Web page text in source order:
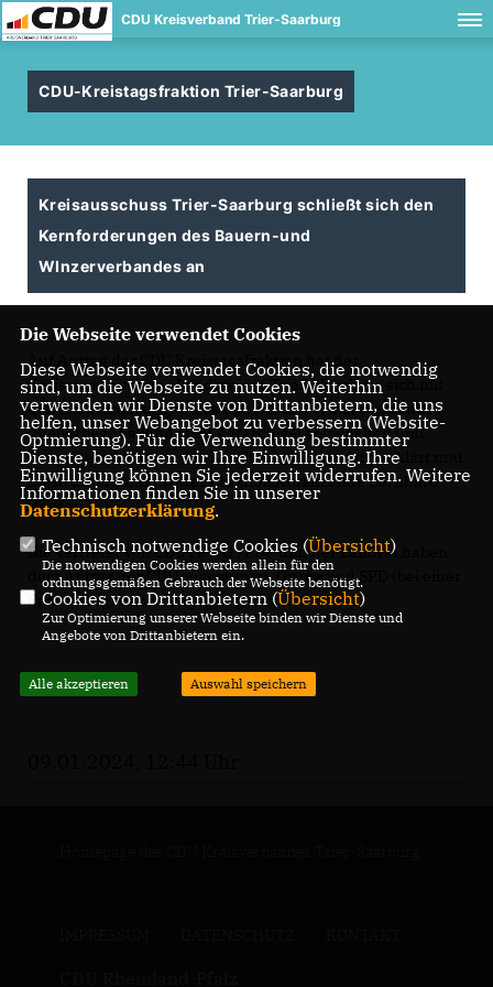
CDU Kreisverband Trier-Saarburg
CDU-Kreistagsfraktion Trier-Saarburg
Kreisausschuss Trier-Saarburg schließt sich den
Kernforderungen des Bauern-und
WInzerverbandes an
Auf Antrag der CDU Kreistagsfraktion hat der
Kreisausschuss des Landkreises Trier -Saarburg sich mit
den Kernforderungen des Bauern und Winzerverbandes
(Steuerbegünstigung von Agrardiesel beibehalten und
Steuerbefreiung von der Kfz-Steuer) solidarisch erklärt und
diese unterstützt, so der Fraktionsvorsitzende Bernhard
Henter.
Die Vertreter von CDU , FWG , FDP und der Landrat haben
dem Antrag der CDU zugestimmt. Grüne und SPD (bei einer
Enthaltung) haben dagegen gestimmt.
Die Webseite verwendet Cookies
Diese Webseite verwendet Cookies, die notwendig
sind, um die Webseite zu nutzen. Weiterhin
verwenden wir Dienste von Drittanbietern, die uns
helfen, unser Webangebot zu verbessern (Website-
Optmierung). Für die Verwendung bestimmter
Dienste, benötigen wir Ihre Einwilligung. Ihre
Einwilligung können Sie jederzeit widerrufen. Weitere
Informationen finden Sie in unserer
Datenschutzerklärung.
Technisch notwendige Cookies (Übersicht)
Die notwendigen Cookies werden allein für den
ordnungsgemäßen Gebrauch der Webseite benötigt.
Cookies von Drittanbietern (Übersicht)
Zur Optimierung unserer Webseite binden wir Dienste und
Angebote von Drittanbietern ein.
Alle akzeptieren Auswahl speichern